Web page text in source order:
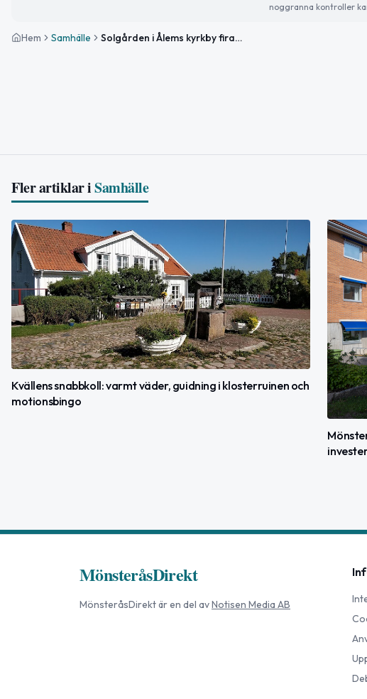
noggranna kontroller
Hem Samhälle Solgården i Ålems kyrkby firar 40 år
Fler artiklar iSamhälle
Kvällens snabbkoll: varmt väder, guidning i klosterruinen och
motionsbingo
MönsteråsDirekt
MönsteråsDirektär en del avNotisen Media AB